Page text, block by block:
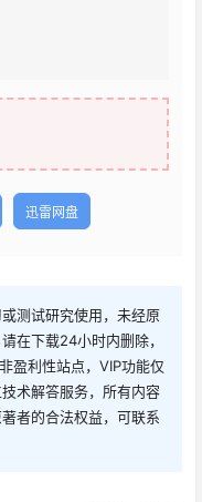
迅雷网盘
测试研究使用，未经原
在下载24小时内删除，
盈利性站点，VIP功能仅
术解答服务，所有内容
者的合法权益，可联系